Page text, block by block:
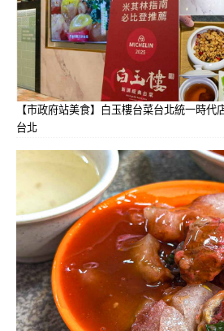
【市政府站美食】白玉樓台菜台北統一時代
台北